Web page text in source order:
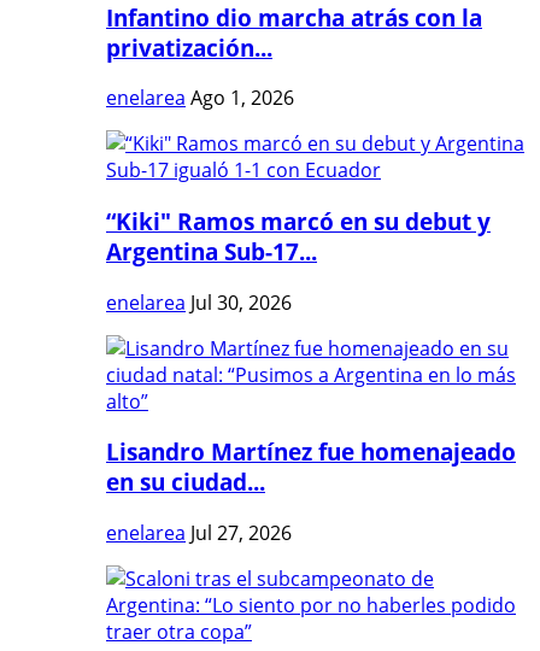
Infantino dio marcha atrás con la
privatización...
enelarea Ago 1, 2026
“Kiki" Ramos marcó en su debut y
Argentina Sub-17...
enelarea Jul 30, 2026
Lisandro Martínez fue homenajeado
en su ciudad...
enelarea Jul 27, 2026